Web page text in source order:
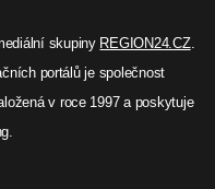
skupiny REGION24.CZ.
portálů je společnost
v roce 1997 a poskytuje